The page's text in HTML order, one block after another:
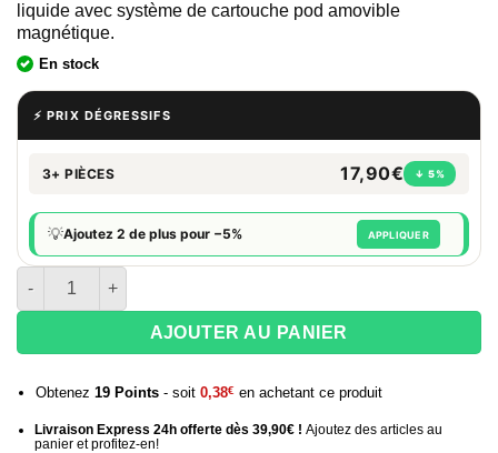
liquide avec système de cartouche pod amovible
magnétique.
En stock
⚡ PRIX DÉGRESSIFS
3+ PIÈCES 17,90€ ↓ 5%
💡Ajoutez 2 de plus pour −5% APPLIQUER
quantité de Puff 43K JNR Gorilla Lady Killa 0mg
AJOUTER AU PANIER
Obtenez 19Points- soit 0,38€ en achetant ce produit
Livraison Express 24h offerte dès 39,90€ ! Ajoutez des articles au
panier et profitez-en!